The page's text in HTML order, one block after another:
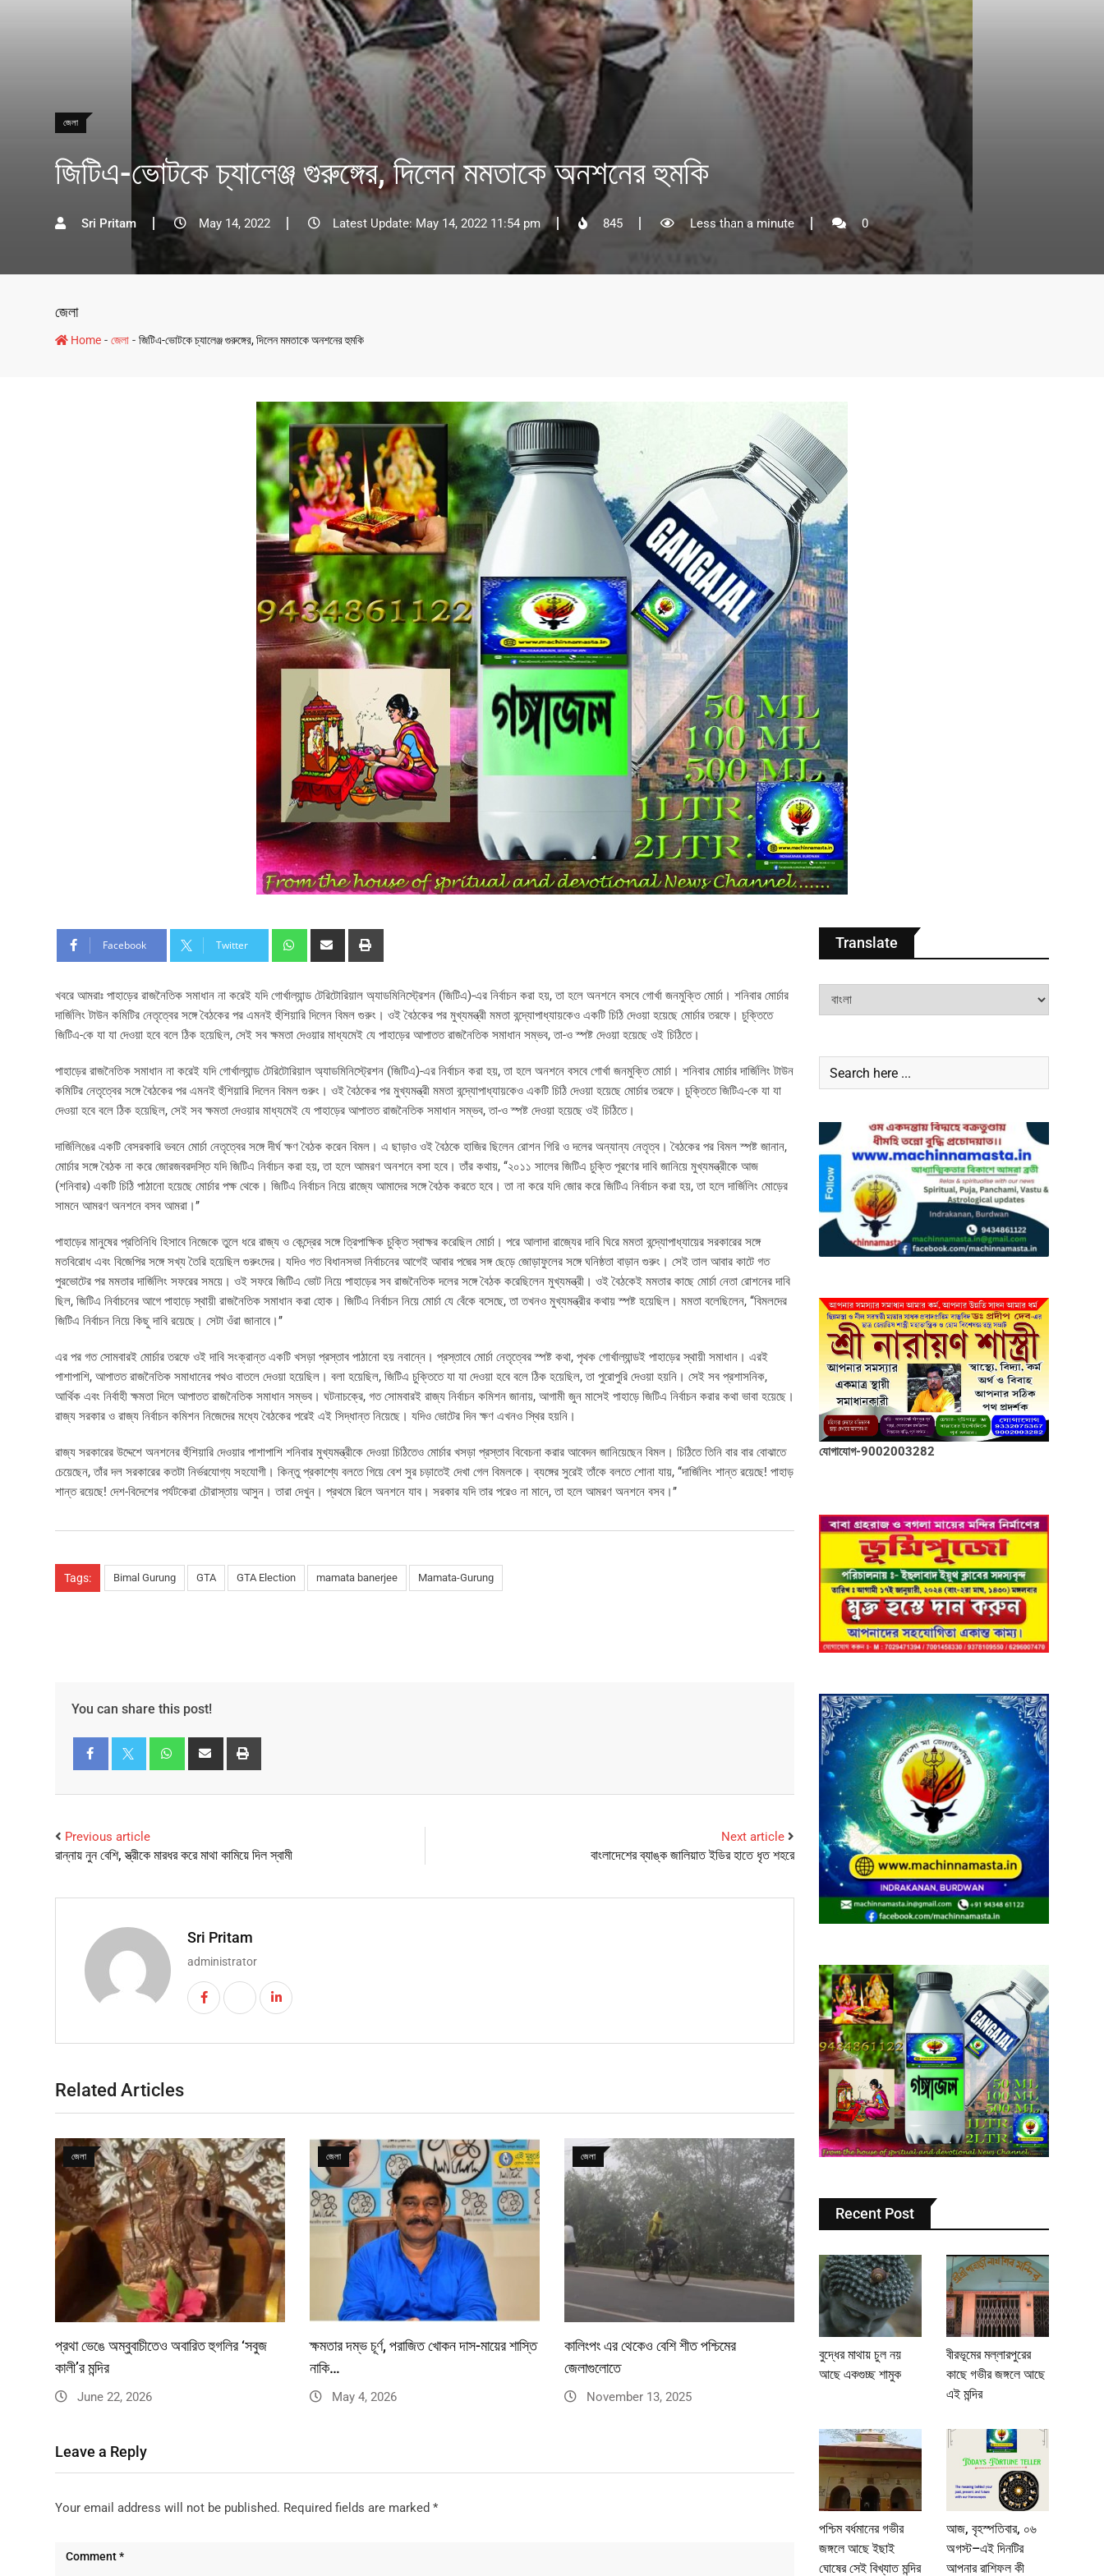
জেলা
জিটিএ-ভোটকে চ্যালেঞ্জ গুরুঙ্গের, দিলেন মমতাকে অনশনের হুমকি
Sri Pritam May 14, 2022 Latest Update: May 14, 2022 11:54 pm 845 Less than a minute 0
জেলা
Home - জেলা - জিটিএ-ভোটকে চ্যালেঞ্জ গুরুঙ্গের, দিলেন মমতাকে অনশনের হুমকি
Facebook Twitter
খবরে আমরাঃ পাহাড়ের রাজনৈতিক সমাধান না করেই যদি গোর্খাল্যান্ড টেরিটোরিয়াল অ্যাডমিনিস্ট্রেশন (জিটিএ)-এর নির্বাচন করা হয়, তা হলে অনশনে বসবে গোর্খা জনমুক্তি মোর্চা। শনিবার মোর্চার
দার্জিলিং টাউন কমিটির নেতৃত্বের সঙ্গে বৈঠকের পর এমনই হুঁশিয়ারি দিলেন বিমল গুরুং। ওই বৈঠকের পর মুখ্যমন্ত্রী মমতা বন্দ্যোপাধ্যায়কেও একটি চিঠি দেওয়া হয়েছে মোর্চার তরফে। চুক্তিতে
জিটিএ-কে যা যা দেওয়া হবে বলে ঠিক হয়েছিল, সেই সব ক্ষমতা দেওয়ার মাধ্যমেই যে পাহাড়ের আপাতত রাজনৈতিক সমাধান সম্ভব, তা-ও স্পষ্ট দেওয়া হয়েছে ওই চিঠিতে।
পাহাড়ের রাজনৈতিক সমাধান না করেই যদি গোর্খাল্যান্ড টেরিটোরিয়াল অ্যাডমিনিস্ট্রেশন (জিটিএ)-এর নির্বাচন করা হয়, তা হলে অনশনে বসবে গোর্খা জনমুক্তি মোর্চা। শনিবার মোর্চার দার্জিলিং টাউন
কমিটির নেতৃত্বের সঙ্গে বৈঠকের পর এমনই হুঁশিয়ারি দিলেন বিমল গুরুং। ওই বৈঠকের পর মুখ্যমন্ত্রী মমতা বন্দ্যোপাধ্যায়কেও একটি চিঠি দেওয়া হয়েছে মোর্চার তরফে। চুক্তিতে জিটিএ-কে যা যা
দেওয়া হবে বলে ঠিক হয়েছিল, সেই সব ক্ষমতা দেওয়ার মাধ্যমেই যে পাহাড়ের আপাতত রাজনৈতিক সমাধান সম্ভব, তা-ও স্পষ্ট দেওয়া হয়েছে ওই চিঠিতে।
দার্জিলিঙের একটি বেসরকারি ভবনে মোর্চা নেতৃত্বের সঙ্গে দীর্ঘ ক্ষণ বৈঠক করেন বিমল। এ ছাড়াও ওই বৈঠকে হাজির ছিলেন রোশন গিরি ও দলের অন্যান্য নেতৃত্ব। বৈঠকের পর বিমল স্পষ্ট জানান,
মোর্চার সঙ্গে বৈঠক না করে জোরজবরদস্তি যদি জিটিএ নির্বাচন করা হয়, তা হলে আমরণ অনশনে বসা হবে। তাঁর কথায়, ‘‘২০১১ সালের জিটিএ চুক্তি পূরণের দাবি জানিয়ে মুখ্যমন্ত্রীকে আজ
(শনিবার) একটি চিঠি পাঠানো হয়েছে মোর্চার পক্ষ থেকে। জিটিএ নির্বাচন নিয়ে রাজ্যে আমাদের সঙ্গে বৈঠক করতে হবে। তা না করে যদি জোর করে জিটিএ নির্বাচন করা হয়, তা হলে দার্জিলিং মোড়ের
সামনে আমরণ অনশনে বসব আমরা।’’
পাহাড়ের মানুষের প্রতিনিধি হিসাবে নিজেকে তুলে ধরে রাজ্য ও কেন্দ্রের সঙ্গে ত্রিপাক্ষিক চুক্তি স্বাক্ষর করেছিল মোর্চা। পরে আলাদা রাজ্যের দাবি ঘিরে মমতা বন্দ্যোপাধ্যায়ের সরকারের সঙ্গে
মতবিরোধ এবং বিজেপির সঙ্গে সখ্য তৈরি হয়েছিল গুরুংদের। যদিও গত বিধানসভা নির্বাচনের আগেই আবার পদ্মের সঙ্গ ছেড়ে জোড়াফুলের সঙ্গে ঘনিষ্ঠতা বাড়ান গুরুং। সেই তাল আবার কাটে গত
পুরভোটের পর মমতার দার্জিলিং সফরের সময়ে। ওই সফরে জিটিএ ভোট নিয়ে পাহাড়ের সব রাজনৈতিক দলের সঙ্গে বৈঠক করেছিলেন মুখ্যমন্ত্রী। ওই বৈঠকেই মমতার কাছে মোর্চা নেতা রোশনের দাবি
ছিল, জিটিএ নির্বাচনের আগে পাহাড়ে স্থায়ী রাজনৈতিক সমাধান করা হোক। জিটিএ নির্বাচন নিয়ে মোর্চা যে বেঁকে বসেছে, তা তখনও মুখ্যমন্ত্রীর কথায় স্পষ্ট হয়েছিল। মমতা বলেছিলেন, ‘‘বিমলদের
জিটিএ নির্বাচন নিয়ে কিছু দাবি রয়েছে। সেটা ওঁরা জানাবে।’’
এর পর গত সোমবারই মোর্চার তরফে ওই দাবি সংক্রান্ত একটি খসড়া প্রস্তাব পাঠানো হয় নবান্নে। প্রস্তাবে মোর্চা নেতৃত্বের স্পষ্ট কথা, পৃথক গোর্খাল্যান্ডই পাহাড়ের স্থায়ী সমাধান। এরই
পাশাপাশি, আপাতত রাজনৈতিক সমাধানের পথও বাতলে দেওয়া হয়েছিল। বলা হয়েছিল, জিটিএ চুক্তিতে যা যা দেওয়া হবে বলে ঠিক হয়েছিল, তা পুরোপুরি দেওয়া হয়নি। সেই সব প্রশাসনিক,
আর্থিক এবং নির্বাহী ক্ষমতা দিলে আপাতত রাজনৈতিক সমাধান সম্ভব। ঘটনাচক্রে, গত সোমবারই রাজ্য নির্বাচন কমিশন জানায়, আগামী জুন মাসেই পাহাড়ে জিটিএ নির্বাচন করার কথা ভাবা হয়েছে।
রাজ্য সরকার ও রাজ্য নির্বাচন কমিশন নিজেদের মধ্যে বৈঠকের পরেই এই সিদ্ধান্ত নিয়েছে। যদিও ভোটের দিন ক্ষণ এখনও স্থির হয়নি।
রাজ্য সরকারের উদ্দেশে অনশনের হুঁশিয়ারি দেওয়ার পাশাপাশি শনিবার মুখ্যমন্ত্রীকে দেওয়া চিঠিতেও মোর্চার খসড়া প্রস্তাব বিবেচনা করার আবেদন জানিয়েছেন বিমল। চিঠিতে তিনি বার বার বোঝাতে
চেয়েছেন, তাঁর দল সরকারের কতটা নির্ভরযোগ্য সহযোগী। কিন্তু প্রকাশ্যে বলতে গিয়ে বেশ সুর চড়াতেই দেখা গেল বিমলকে। ব্যঙ্গের সুরেই তাঁকে বলতে শোনা যায়, ‘‘দার্জিলিং শান্ত রয়েছে! পাহাড়
শান্ত রয়েছে! দেশ-বিদেশের পর্যটকেরা চৌরাস্তায় আসুন। তারা দেখুন। প্রথমে রিলে অনশনে যাব। সরকার যদি তার পরেও না মানে, তা হলে আমরণ অনশনে বসব।’’
Tags: Bimal Gurung GTA GTA Election mamata banerjee Mamata-Gurung
You can share this post!
Previous article
রান্নায় নুন বেশি, স্ত্রীকে মারধর করে মাথা কামিয়ে দিল স্বামী
Next article
বাংলাদেশের ব্যাঙ্ক জালিয়াত ইডির হাতে ধৃত শহরে
Sri Pritam
administrator
Related Articles
জেলা
প্রথা ভেঙে অম্বুবাচীতেও অবারিত হুগলির ‘সবুজ
কালী’র মন্দির
June 22, 2026
জেলা
ক্ষমতার দম্ভ চূর্ণ, পরাজিত খোকন দাস-মায়ের শাস্তি
নাকি…
May 4, 2026
জেলা
কালিংপং এর থেকেও বেশি শীত পশ্চিমের
জেলাগুলোতে
November 13, 2025
Leave a Reply
Your email address will not be published. Required fields are marked *
Translate
যোগাযোগ-9002003282
Recent Post
বুদ্ধের মাথায় চুল নয়
আছে একগুচ্ছ শামুক
বীরভূমের মল্লারপুরের
কাছে গভীর জঙ্গলে আছে
এই মন্দির
পশ্চিম বর্ধমানের গভীর
জঙ্গলে আছে ইছাই
ঘোষের সেই বিখ্যাত মন্দির
আজ, বৃহস্পতিবার, ০৬
অগস্ট–এই দিনটির
আপনার রাশিফল কী